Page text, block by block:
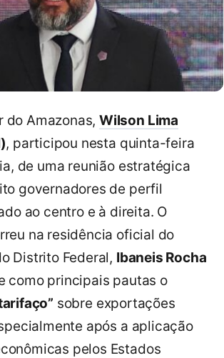
do Amazonas,Wilson Lima
, participou nesta quinta-feira
de uma reunião estratégica
governadores de perfil
ao centro e à direita. O
na residência oficial do
Distrito Federal, Ibaneis Rocha
como principais pautas o
sobre exportações
após a aplicação
pelos Estados